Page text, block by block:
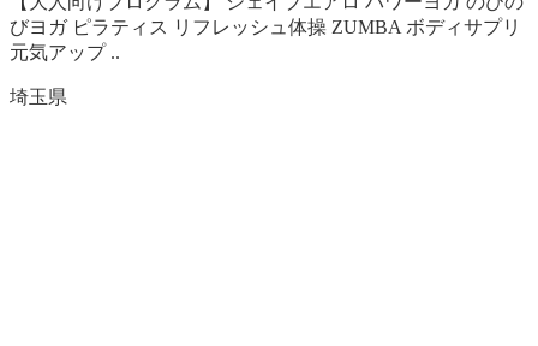
びヨガ ピラティス リフレッシュ体操 ZUMBA ボディサプリ
元気アップ ..
埼玉県